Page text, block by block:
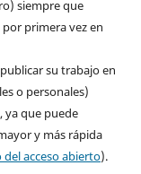
siempre que
primera vez en
su trabajo en
o personales)
ya que puede
y más rápida
del acceso abierto).